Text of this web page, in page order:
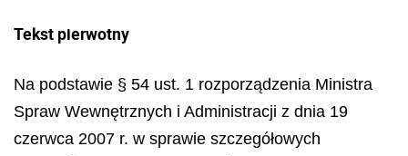
Tekst pierwotny
Na podstawie § 54 ust. 1 rozporządzenia Ministra
Spraw Wewnętrznych i Administracji z dnia 19
czerwca 2007 r. w sprawie szczegółowych